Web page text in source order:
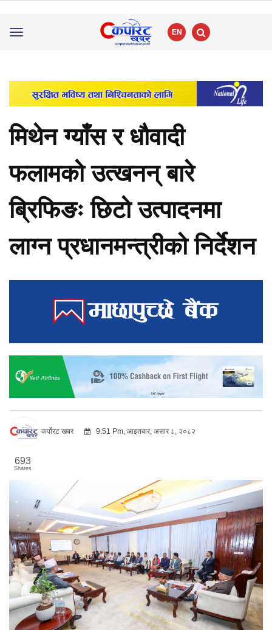
Toggle
EN
मिथेन ग्याँस र धौवादी
फलामको उत्खनन् बारे
ब्रिफिङः छिटो उत्पादनमा
लाग्न प्रधानमन्त्रीको निर्देशन
कर्पोरट खबर 9:51 Pm, आइतबार, असार ८, २०८२
693
Shares